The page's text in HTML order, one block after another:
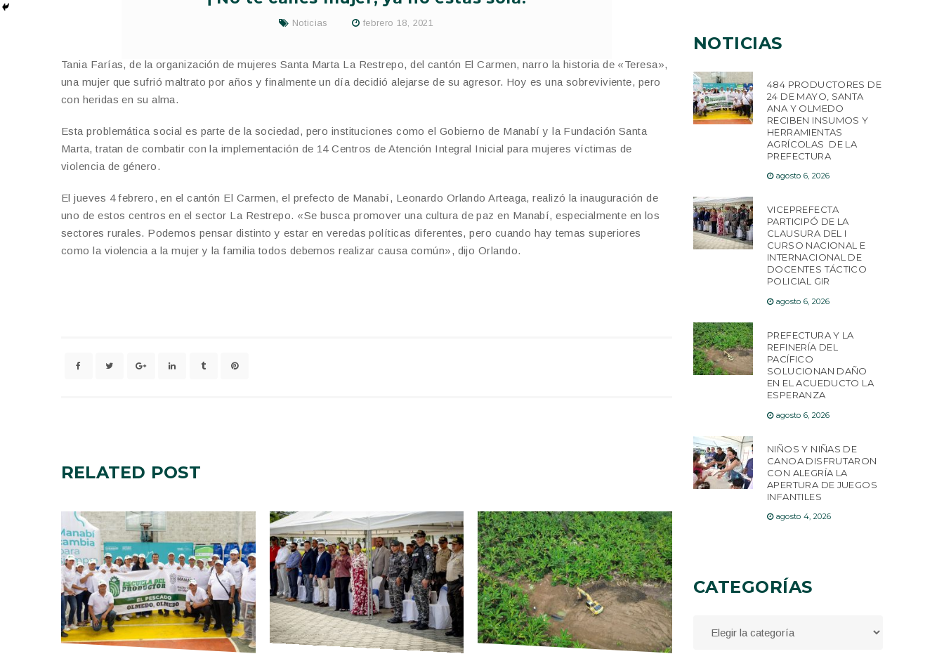
Noticias febrero 18, 2021
Tania Farías, de la organización de mujeres Santa Marta La Restrepo, del cantón El Carmen, narro la historia de «Teresa»,
una mujer que sufrió maltrato por años y finalmente un día decidió alejarse de su agresor. Hoy es una sobreviviente, pero
con heridas en su alma.
Esta problemática social es parte de la sociedad, pero instituciones como el Gobierno de Manabí y la Fundación Santa
Marta, tratan de combatir con la implementación de 14 Centros de Atención Integral Inicial para mujeres víctimas de
violencia de género.
El jueves 4 febrero, en el cantón El Carmen, el prefecto de Manabí, Leonardo Orlando Arteaga, realizó la inauguración de
uno de estos centros en el sector La Restrepo. «Se busca promover una cultura de paz en Manabí, especialmente en los
sectores rurales. Podemos pensar distinto y estar en veredas políticas diferentes, pero cuando hay temas superiores
como la violencia a la mujer y la familia todos debemos realizar causa común», dijo Orlando.
RELATED POST
NOTICIAS
484 PRODUCTORES DE
24 DE MAYO, SANTA
ANA Y OLMEDO
RECIBEN INSUMOS Y
HERRAMIENTAS
AGRÍCOLAS DE LA
PREFECTURA
agosto 6, 2026
VICEPREFECTA
PARTICIPÓ DE LA
CLAUSURA DEL I
CURSO NACIONAL E
INTERNACIONAL DE
DOCENTES TÁCTICO
POLICIAL GIR
agosto 6, 2026
PREFECTURA Y LA
REFINERÍA DEL
PACÍFICO
SOLUCIONAN DAÑO
EN EL ACUEDUCTO LA
ESPERANZA
agosto 6, 2026
NIÑOS Y NIÑAS DE
CANOA DISFRUTARON
CON ALEGRÍA LA
APERTURA DE JUEGOS
INFANTILES
agosto 4, 2026
CATEGORÍAS